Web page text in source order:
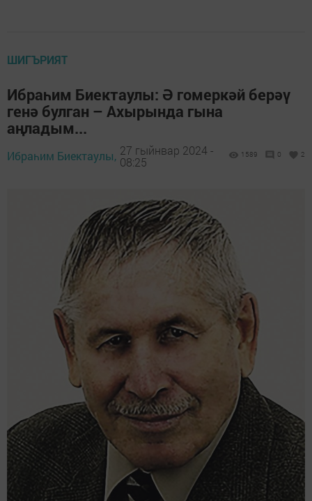
ШИГЪРИЯТ
Ибраһим Биектаулы: Ә гомеркәй берәү
генә булган – Ахырында гына
аңладым...
Ибраһим Биектаулы, 27 гыйнвар 2024 -
08:25
1589 0 2